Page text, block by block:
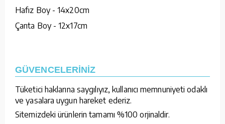
Hafız Boy - 14x20cm
Çanta Boy - 12x17cm
GÜVENCELERİNİZ
Tüketici haklarına saygılıyız, kullanıcı memnuniyeti odaklı
ve yasalara uygun hareket ederiz.
Sitemizdeki ürünlerin tamamı %100 orjinaldir.